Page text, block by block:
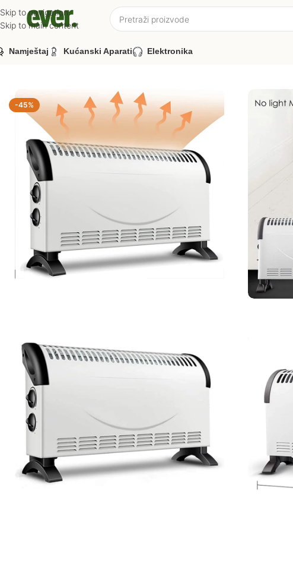
Skip to navigation
Skip to main content
Namještaj Kućanski Aparati Elektronika
-45%